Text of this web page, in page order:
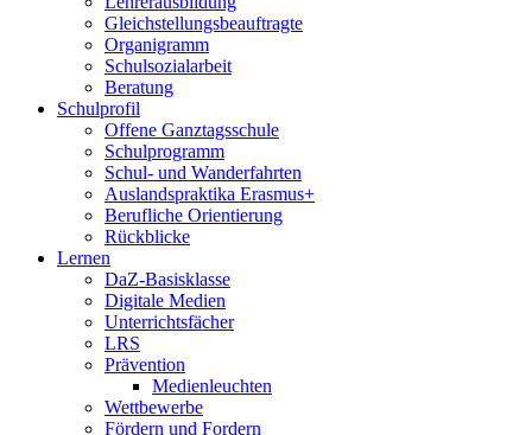
Gleichstellungsbeauftragte
Organigramm
Schulsozialarbeit
Beratung
Schulprofil
Offene Ganztagsschule
Schulprogramm
Schul- und Wanderfahrten
Auslandspraktika Erasmus+
Berufliche Orientierung
Rückblicke
Lernen
DaZ-Basisklasse
Digitale Medien
Unterrichtsfächer
LRS
Prävention
Medienleuchten
Wettbewerbe
Fördern und Fordern